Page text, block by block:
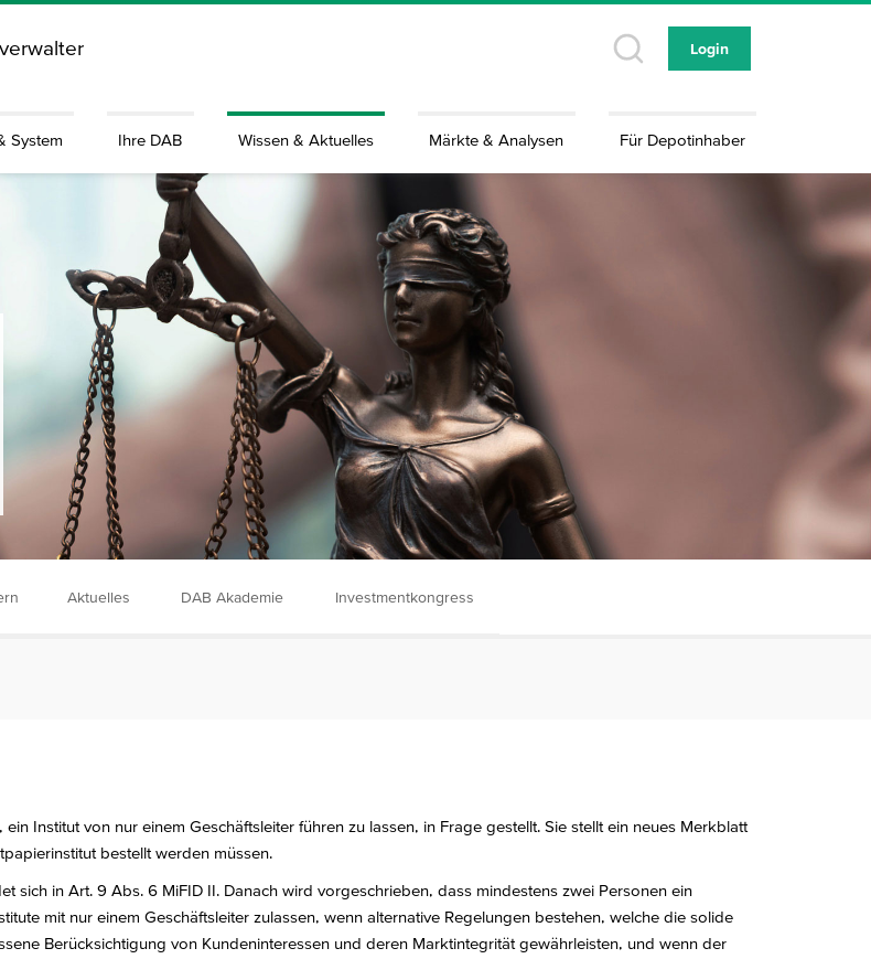
Login
System Ihre DAB Wissen & Aktuelles Märkte & Analysen Für Depotinhaber
Aktuelles DAB Akademie Investmentkongress
Institut von nur einem Geschäftsleiter führen zu lassen, in Frage gestellt. Sie stellt ein neues Merkblatt
bestellt werden müssen.
sich in Art. 9 Abs. 6 MiFID II. Danach wird vorgeschrieben, dass mindestens zwei Personen ein
mit nur einem Geschäftsleiter zulassen, wenn alternative Regelungen bestehen, welche die solide
Berücksichtigung von Kundeninteressen und deren Marktintegrität gewährleisten, und wenn der